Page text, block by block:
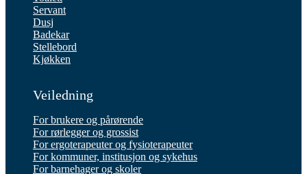
Servant
Dusj
Badekar
Stellebord
Kjøkken
Veiledning
For brukere og pårørende
For rørlegger og grossist
For ergoterapeuter og fysioterapeuter
For kommuner, institusjon og sykehus
For barnehager og skoler